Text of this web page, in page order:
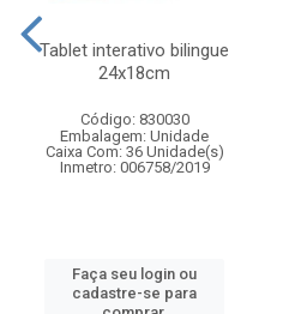
Tablet interativo bilingue
24x18cm
Código: 830030
Embalagem: Unidade
Caixa Com: 36 Unidade(s)
Inmetro: 006758/2019
Faça seu login ou
cadastre-se para